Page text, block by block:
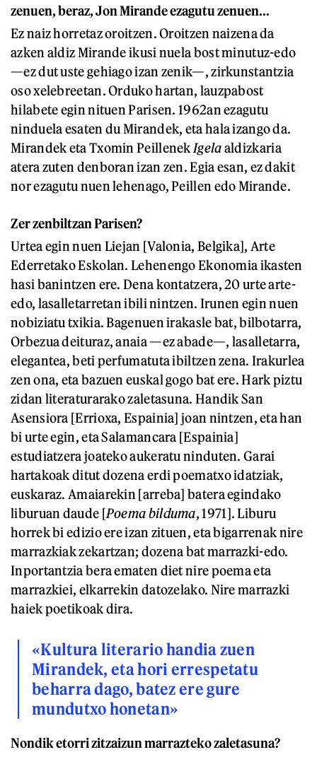
zenuen, beraz, Jon Mirande ezagutu zenuen...
Ez naiz horretaz oroitzen. Oroitzen naizena da
azken aldiz Mirande ikusi nuela bost minutuz-edo
—ez dut uste gehiago izan zenik—, zirkunstantzia
oso xelebreetan. Orduko hartan, lauzpabost
hilabete egin nituen Parisen. 1962an ezagutu
ninduela esaten du Mirandek, eta hala izango da.
Mirandek eta Txomin Peillenek Igelaaldizkaria
atera zuten denboran izan zen. Egia esan, ez dakit
nor ezagutu nuen lehenago, Peillen edo Mirande.
Zer zenbiltzan Parisen?
Urtea egin nuen Liejan [Valonia, Belgika], Arte
Ederretako Eskolan. Lehenengo Ekonomia ikasten
hasi banintzen ere. Dena kontatzera, 20 urte arte-
edo, lasalletarretan ibili nintzen. Irunen egin nuen
nobiziatu txikia. Bagenuen irakasle bat, bilbotarra,
Orbezua deituraz, anaia —ez abade—, lasalletarra,
elegantea, beti perfumatuta ibiltzen zena. Irakurlea
zen ona, eta bazuen euskal gogo bat ere. Hark piztu
zidan literaturarako zaletasuna. Handik San
Asensiora [Errioxa, Espainia] joan nintzen, eta han
bi urte egin, eta Salamancara [Espainia]
estudiatzera joateko aukeratu ninduten. Garai
hartakoak ditut dozena erdi poematxo idatziak,
euskaraz. Amaiarekin [arreba] batera egindako
liburuan daude [Poema bilduma, 1971]. Liburu
horrek bi edizio ere izan zituen, eta bigarrenak nire
marrazkiak zekartzan; dozena bat marrazki-edo.
Inportantzia bera ematen diet nire poema eta
marrazkiei, elkarrekin datozelako. Nire marrazki
haiek poetikoak dira.
«Kultura literario handia zuen
Mirandek, eta hori errespetatu
beharra dago, batez ere gure
mundutxo honetan»
Nondik etorri zitzaizun marrazteko zaletasuna?